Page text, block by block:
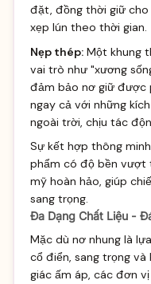
đặt, đồng thời giữ cho
xẹp lún theo thời gian.
Nẹp thép:Một khung
vai trò như "xương
đảm bảo nơ giữ được
ngay cả với những
ngoài trời, chịu tác
Sự kết hợp thông
phẩm có độ bền vượt
mỹ hoàn hảo, giúp
sang trọng.
Đa Dạng Chất Liệu -
Mặc dù nơ nhung là
cổ điển, sang trọng
giác ấm áp, các đơn